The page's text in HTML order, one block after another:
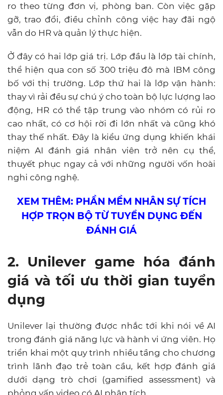
ro theo từng đơn vị, phòng ban. Còn việc gặp
gỡ, trao đổi, điều chỉnh công việc hay đãi ngộ
vẫn do HR và quản lý thực hiện.
Ở đây có hai lớp giá trị. Lớp đầu là lớp tài chính,
thể hiện qua con số 300 triệu đô mà IBM công
bố với thị trường. Lớp thứ hai là lớp vận hành:
thay vì rải đều sự chú ý cho toàn bộ lực lượng lao
động, HR có thể tập trung vào nhóm có rủi ro
cao nhất, có cơ hội rời đi lớn nhất và cũng khó
thay thế nhất. Đây là kiểu ứng dụng khiến khái
niệm AI đánh giá nhân viên trở nên cụ thể,
thuyết phục ngay cả với những người vốn hoài
nghi công nghệ.
XEM THÊM: PHẦN MỀM NHÂN SỰ TÍCH
HỢP TRỌN BỘ TỪ TUYỂN DỤNG ĐẾN
ĐÁNH GIÁ
2. Unilever game hóa đánh
giá và tối ưu thời gian tuyển
dụng
Unilever lại thường được nhắc tới khi nói về AI
trong đánh giá năng lực và hành vi ứng viên. Họ
triển khai một quy trình nhiều tầng cho chương
trình lãnh đạo trẻ toàn cầu, kết hợp đánh giá
dưới dạng trò chơi (gamified assessment) và
phỏng vấn video có AI phân tích.